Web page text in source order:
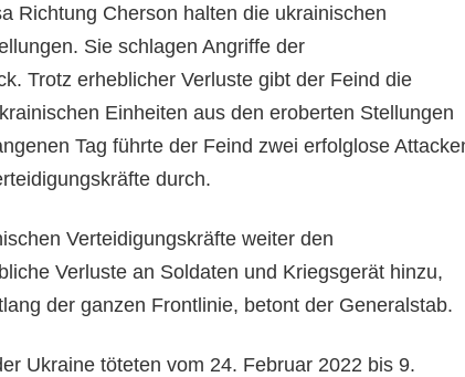
Richtung Cherson halten die ukrainischen
Sie schlagen Angriffe der
Trotz erheblicher Verluste gibt der Feind die
Einheiten aus den eroberten Stellungen
Tag führte der Feind zwei erfolglose
durch.
Verteidigungskräfte weiter den
Verluste an Soldaten und Kriegsgerät hinzu,
der ganzen Frontlinie, betont der Generalstab.
Ukraine töteten vom 24. Februar 2022 bis 9.